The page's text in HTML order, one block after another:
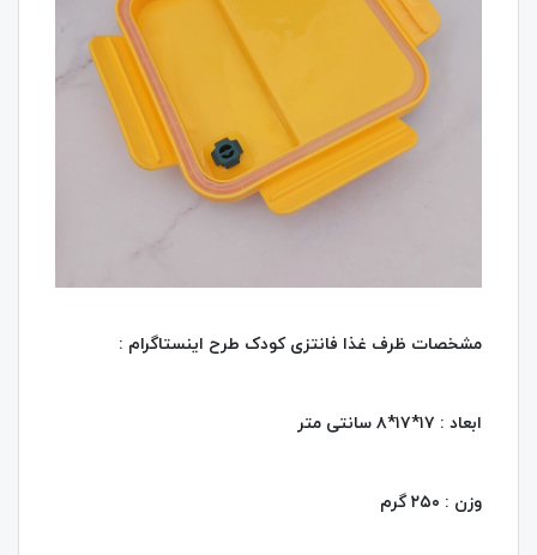
مشخصات ظرف غذا فانتزی کودک طرح اینستاگرام :
ابعاد : ۱۷*۱۷*۸ سانتی‌ متر
وزن : ۲۵۰ گرم